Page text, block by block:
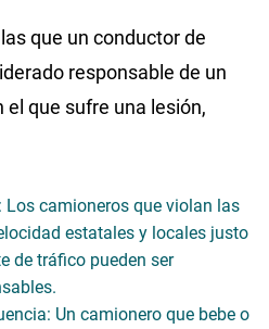
que un conductor de
responsable de un
que sufre una lesión,
Los camioneros que violan las
estatales y locales justo
de tráfico pueden ser
Un camionero que bebe o